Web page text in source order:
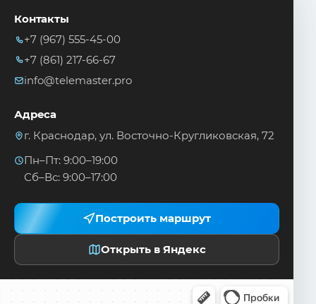
Контакты
+7 (967) 555-45-00
+7 (861) 217-66-67
info@telemaster.pro
Адреса
г. Краснодар, ул. Восточно-Кругликовская, 72
Пн–Пт: 9:00–19:00
Сб–Вс: 9:00–17:00
Построить маршрут
Открыть в Яндекс